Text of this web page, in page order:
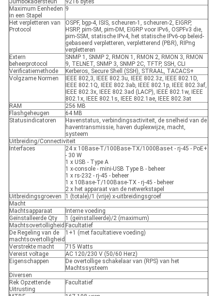
Jumbokadersteun
9216 bytes
Maximum Eenheden
in een Stapel
9
Het verpletteren van
Protocol
OSPF, bgp-4, ISIS, scheuren-1, scheuren-2, EIGRP,
HSRP, pim-SM, pim-DM, EIGRP voor IPv6, OSPFv3 die,
pim-SSM, statische IPv4, het statische IPv6-op beleid-
gebaseerd verpletteren, verpletterend (PBR), RIPng
verpletteren
Extern
beheerprotocol
SNMP 1, SNMP 2, RMON 1, RMON 2, RMON 3, RMON
9, TELNET, SNMP 3, SNMP 2C, TFTP, SSH, CLI
Verificatiemethode
Kerberos, Secure Shell (SSH), STRAAL, TACACS+
Volgzame Normen
IEEE 802,3, IEEE 802.3u, IEEE 802.3z, IEEE 802.1D,
IEEE 802.1Q, IEEE 802.3ab, IEEE 802.1p, IEEE 802.3af,
IEEE 802.3x, IEEE 802.3ad (LACP), IEEE 802.1w, IEEE
802.1x, IEEE 802.1s, IEEE 802.1ae, IEEE 802.3at
RAM
256 MB
Flashgeheugen
64 MB
Statusindicatoren
Havenstatus, verbindingsactiviteit, de snelheid van de
haventransmissie, haven duplexwijze, macht,
systeem
Uitbreiding/Connectiviteit
Interfaces
24 x 10Base-T/100Base-TX/1000Base-t - rj-45 - PoE+
- 30 W
1 x USB - Type A
1 x-console - mini-USB Type B - beheer
1 x rs-232 - rj-45 - beheer
1 x 10Base-T/100Base-TX - rj-45 - beheer
2 x het apparaat van de netwerkstapel
Uitbreidingsgroeven
1 (totale)/1 (vrije) x-uitbreidingsgroef
Macht
Machtsapparaat
Interne voeding
Geïnstalleerde Qty
1 (geïnstalleerde)/2 (maximum)
Machtsovertolligheid Facultatief
De Regeling van de
machtsovertolligheid
1+1 (met facultatieve voeding)
Verstrekte macht
715 Watts
Vereist voltage
AC 120/230 V (50/60 Herz)
Eigenschappen
De overtollige schakelaar van (RPS) van het
Machtssysteem
Diversen
Rek Opzettende
Uitrusting
Facultatief